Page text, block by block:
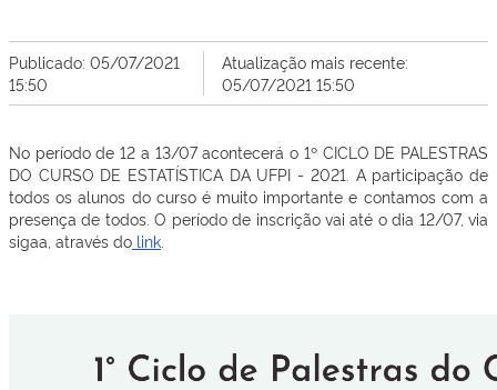
Publicado: 05/07/2021
15:50
Atualização mais recente:
05/07/2021 15:50
No período de 12 a 13/07 acontecerá o 1º CICLO DE PALESTRAS
DO CURSO DE ESTATÍSTICA DA UFPI - 2021. A participação de
todos os alunos do curso é muito importante e contamos com a
presença de todos. O período de inscrição vai até o dia 12/07, via
sigaa, através do link